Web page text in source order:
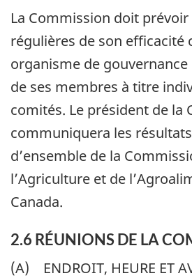
La Commission doit
régulières de son efficacité
organisme de gouvernance
de ses membres à titre
comités. Le président de la
communiquera les
d’ensemble de la
l’Agriculture et de
Canada.
2.6 RÉUNIONS DE LA
(A) ENDROIT, HEURE ET